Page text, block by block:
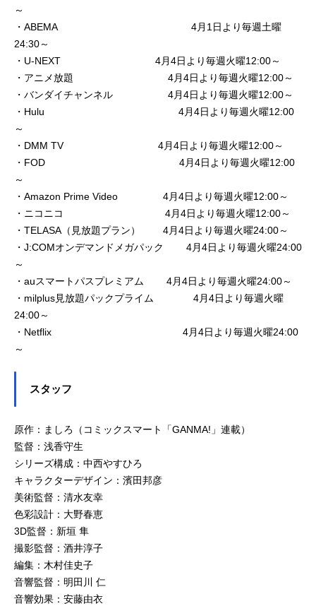
～
・ABEMA 4月1日より毎週土曜
24:30～
・U-NEXT 4月4日より毎週火曜12:00～
・アニメ放題 4月4日より毎週火曜12:00～
・バンダイチャンネル 4月4日より毎週火曜12:00～
・Hulu 4月4日より毎週火曜12:00
～
・DMM TV 4月4日より毎週火曜12:00～
・FOD 4月4日より毎週火曜12:00
～
・Amazon Prime Video 4月4日より毎週火曜12:00～
・ニコニコ 4月4日より毎週火曜12:00～
・TELASA（見放題プラン） 4月4日より毎週火曜24:00～
・J:COMオンデマンドメガパック 4月4日より毎週火曜24:00
～
・auスマートパスプレミアム 4月4日より毎週火曜24:00～
・milplus見放題パックプライム 4月4日より毎週火曜
24:00～
・Netflix 4月4日より毎週火曜24:00
～
スタッフ
原作：ましろ（コミックスマート「GANMA!」連載）
監督：浅香守生
シリーズ構成：中西やすひろ
キャラクターデザイン：濱田邦彦
美術監督：清水友幸
色彩設計：大野春恵
3D監督：新垣 隼
撮影監督：酒井淳子
編集：木村佳史子
音響監督：明田川 仁
音響効果：安藤由衣